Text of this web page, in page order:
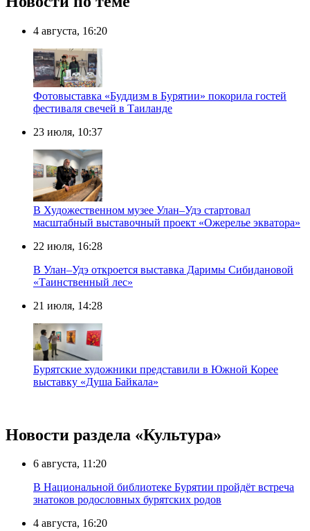
4 августа, 16:20
Фотовыставка «Буддизм в Бурятии» покорила гостей
фестиваля свечей в Таиланде
23 июля, 10:37
В Художественном музее Улан–Удэ стартовал
масштабный выставочный проект «Ожерелье экватора»
22 июля, 16:28
В Улан–Удэ откроется выставка Даримы Сибидановой
«Таинственный лес»
21 июля, 14:28
Бурятские художники представили в Южной Корее
выставку «Душа Байкала»
Новости раздела «Культура»
6 августа, 11:20
В Национальной библиотеке Бурятии пройдёт встреча
знатоков родословных бурятских родов
4 августа, 16:20